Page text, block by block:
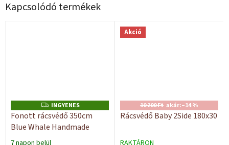
Kapcsolódó termékek
I
N
G
Y
N
INGYENES
Fonott rácsvédő 350cm
Blue Whale Handmade
7 napon belül
Akció
10 200 Ft akár:–14 %
Rácsvédő Baby 2Side 180x30
RAKTÁRON